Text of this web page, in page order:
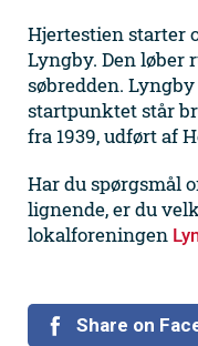
Hjertestien starter
Lyngby. Den løber
søbredden. Lyngby
startpunktet står
fra 1939, udført af
Har du spørgsmål
lignende, er du
lokalforeningen
Share on